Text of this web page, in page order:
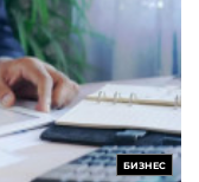
БИЗНЕС